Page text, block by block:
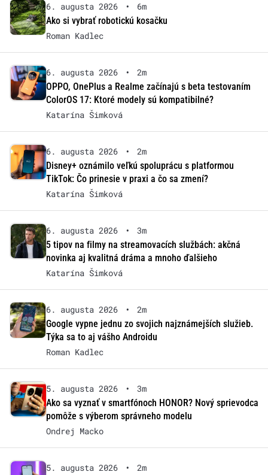
6. augusta 2026 •
6m
Ako si vybrať robotickú kosačku
Roman Kadlec
6. augusta 2026 •
2m
OPPO, OnePlus a Realme začínajú s beta testovaním
ColorOS 17: Ktoré modely sú kompatibilné?
Katarína Šimková
6. augusta 2026 •
2m
Disney+ oznámilo veľkú spoluprácu s platformou
TikTok: Čo prinesie v praxi a čo sa zmení?
Katarína Šimková
6. augusta 2026 •
3m
5 tipov na filmy na streamovacích službách: akčná
novinka aj kvalitná dráma a mnoho ďalšieho
Katarína Šimková
6. augusta 2026 •
2m
Google vypne jednu zo svojich najznámejších služieb.
Týka sa to aj vášho Androidu
Roman Kadlec
5. augusta 2026 •
3m
Ako sa vyznať v smartfónoch HONOR? Nový sprievodca
pomôže s výberom správneho modelu
Ondrej Macko
5. augusta 2026 •
2m